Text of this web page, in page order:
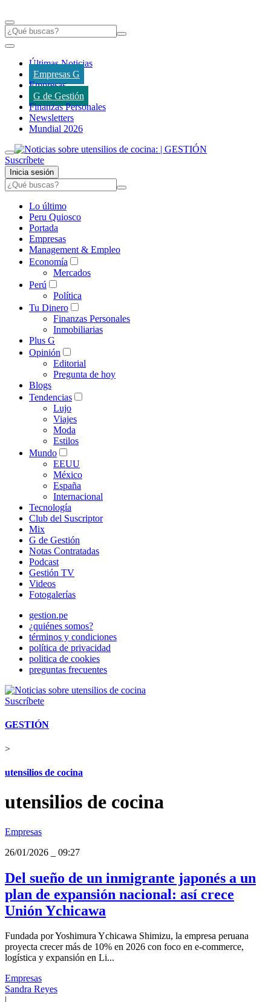
Últimas Noticias
Empresas G
Empresas
G de Gestión
Finanzas Personales
Newsletters
Mundial 2026
Suscríbete
Inicia sesión
Lo último
Peru Quiosco
Portada
Empresas
Management & Empleo
Economía
Mercados
Perú
Política
Tu Dinero
Finanzas Personales
Inmobiliarias
Plus G
Opinión
Editorial
Pregunta de hoy
Blogs
Tendencias
Lujo
Viajes
Moda
Estilos
Mundo
EEUU
México
España
Internacional
Tecnología
Club del Suscriptor
Mix
G de Gestión
Notas Contratadas
Podcast
Gestión TV
Videos
Fotogalerías
gestion.pe
¿quiénes somos?
términos y condiciones
política de privacidad
politica de cookies
preguntas frecuentes
Suscríbete
GESTIÓN
>
utensilios de cocina
utensilios de cocina
Empresas
26/01/2026
09:27
Del sueño de un inmigrante japonés a un
plan de expansión nacional: así crece
Unión Ychicawa
Fundada por Yoshimura Ychicawa Shimizu, la empresa peruana
proyecta crecer más de 10% en 2026 con foco en e-commerce,
logística y expansión en Li...
Empresas
Sandra Reyes